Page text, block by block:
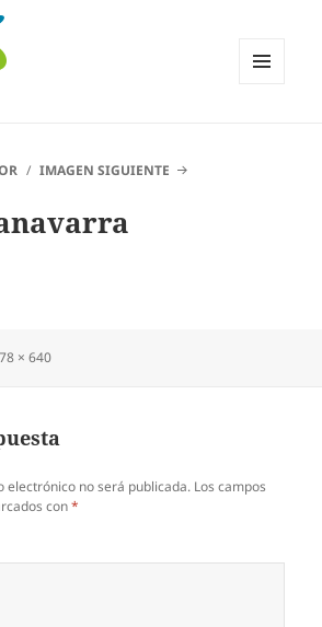
IMAGEN SIGUIENTE
× 640
electrónico no será publicada. Los campos
con*